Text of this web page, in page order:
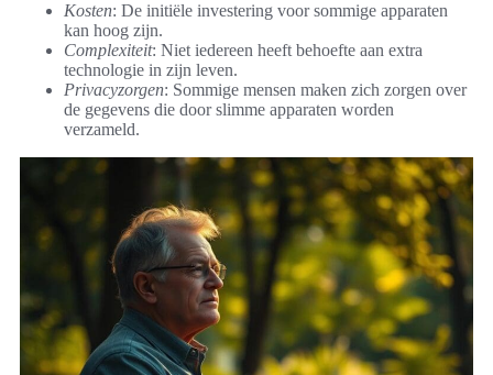
Kosten: De initiële investering voor sommige apparaten
kan hoog zijn.
Complexiteit: Niet iedereen heeft behoefte aan extra
technologie in zijn leven.
Privacyzorgen: Sommige mensen maken zich zorgen over
de gegevens die door slimme apparaten worden
verzameld.